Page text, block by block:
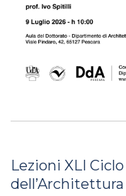
Lezioni XLI